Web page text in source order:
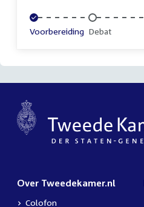
Voltooid:
Voorbereiding Onvoltooid:
Debat
Over Tweedekamer.nl
Colofon